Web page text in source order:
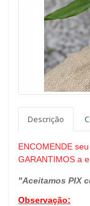
Descrição
ENCOMENDE
GARANTIMOS a
"Aceitamos PIX
Observação: